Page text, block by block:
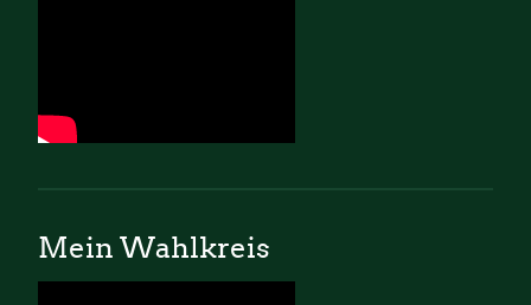
Mein Wahlkreis